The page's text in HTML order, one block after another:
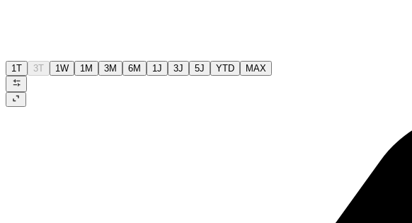
1T 3T 1W 1M 3M 6M 1J 3J 5J YTD MAX